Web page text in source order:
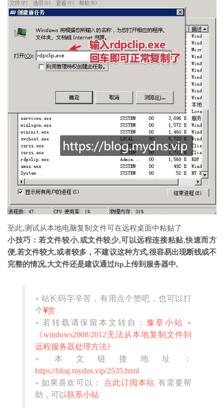
至此,测试从本地电脑复制文件可在远程桌面中粘贴了
小技巧：若文件较小,或文件较少,可以远程连接粘贴,快速而方
便,若文件较大,或者较多，不建议这种方式,很容易出现断线或不
完整的情况,大文件还是建议通过ftp上传到服务器中,
» 站长码字辛苦，有用点个赞吧，也可以打
个 赏
» 若转载请保留本文转自： 豫章小站
»
《windows2008/2012无法从本地复制文件到
远程服务器处理方法》
» 本文链接地址：
https://blog.mydns.vip/2535.html
» 如果喜欢可以：
点此订阅本站 有需要帮
助，可以联系小站